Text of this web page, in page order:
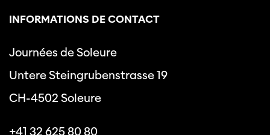
INFORMATIONS DE CONTACT
Journées de Soleure
Untere Steingrubenstrasse 19
CH-4502 Soleure
+41 32 625 80 80